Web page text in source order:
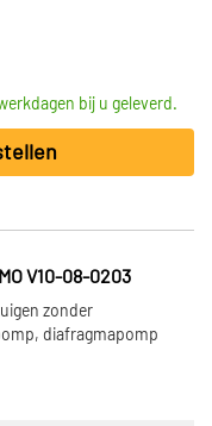
bij u geleverd.
V10-08-0203
zonder
diafragmapomp